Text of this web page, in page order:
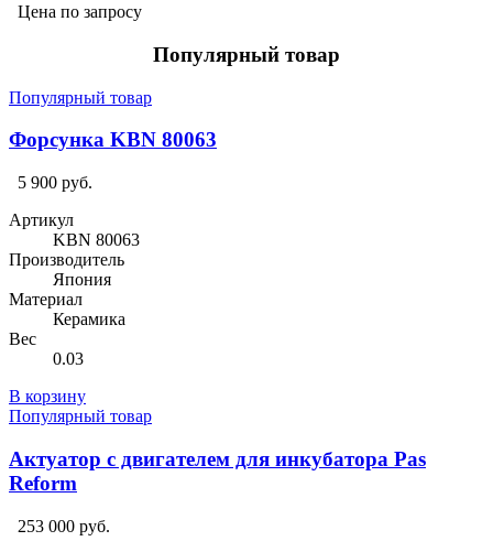
Цена по запросу
Популярный товар
Популярный товар
Форсунка KBN 80063
5 900 руб.
Артикул
KBN 80063
Производитель
Япония
Материал
Керамика
Вес
0.03
В корзину
Популярный товар
Актуатор с двигателем для инкубатора Pas
Reform
253 000 руб.